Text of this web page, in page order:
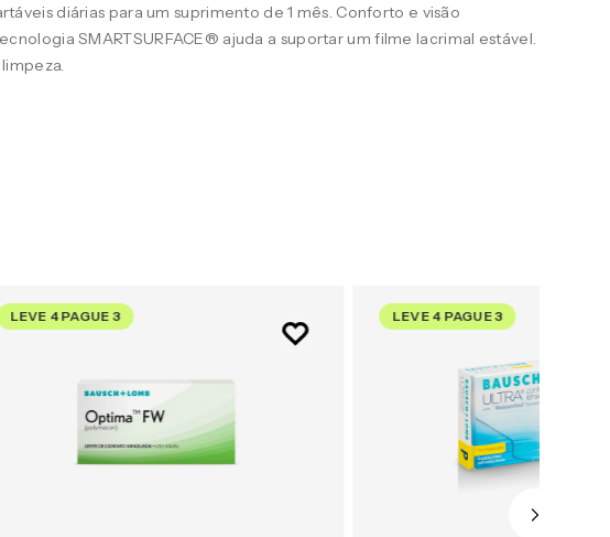
diárias para um suprimento de 1 mês. Conforto e visão
SMARTSURFACE® ajuda a suportar um filme lacrimal estável.
LEVE 4 PAGUE 3 LEVE 4 PAGUE 3